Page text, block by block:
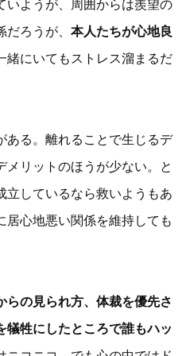
いようが、周囲からは羨望の
ろうが、 本人たちが心地良
緒にいてもストレス溜まるだ
ある。離れることで生じるデ
メリットのほうが少ない。と
立しているなら救いようもあ
居心地悪い関係を維持しても
らの見られ方、体裁を優先さ
犠牲にしたところで誰もハッ